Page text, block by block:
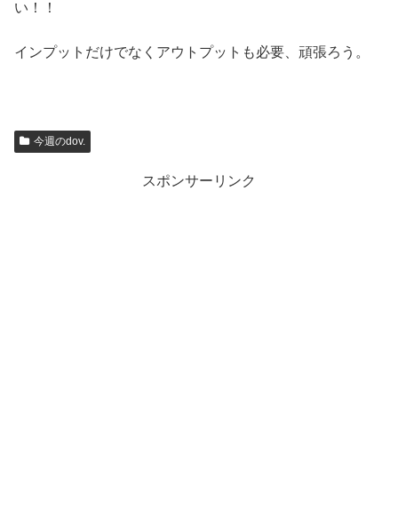
い！！
インプットだけでなくアウトプットも必要、頑張ろう。
今週のdov.
スポンサーリンク